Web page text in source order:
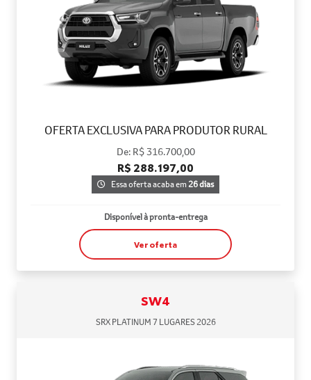
OFERTA EXCLUSIVA PARA PRODUTOR RURAL
De: R$ 316.700,00
R$ 288.197,00
Essa oferta acaba em26 dias
Disponível à pronta-entrega
Ver oferta
SW4
SRX PLATINUM 7 LUGARES 2026